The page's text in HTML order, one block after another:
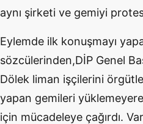
aynı şirketi ve gemiyi
Eylemde ilk konuşmayı
sözcülerinden,DİP Genel
Dölek liman işçilerini
yapan gemileri
için mücadeleye çağırdı.